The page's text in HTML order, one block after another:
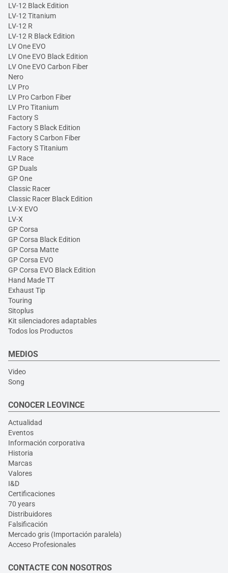
LV-12 Black Edition
LV-12 Titanium
LV-12 R
LV-12 R Black Edition
LV One EVO
LV One EVO Black Edition
LV One EVO Carbon Fiber
Nero
LV Pro
LV Pro Carbon Fiber
LV Pro Titanium
Factory S
Factory S Black Edition
Factory S Carbon Fiber
Factory S Titanium
LV Race
GP Duals
GP One
Classic Racer
Classic Racer Black Edition
LV-X EVO
LV-X
GP Corsa
GP Corsa Black Edition
GP Corsa Matte
GP Corsa EVO
GP Corsa EVO Black Edition
Hand Made TT
Exhaust Tip
Touring
Sitoplus
Kit silenciadores adaptables
Todos los Productos
MEDIOS
Video
Song
CONOCER LEOVINCE
Actualidad
Eventos
Información corporativa
Historia
Marcas
Valores
I&D
Certificaciones
70 years
Distribuidores
Falsificación
Mercado gris (Importación paralela)
Acceso Profesionales
CONTACTE CON NOSOTROS